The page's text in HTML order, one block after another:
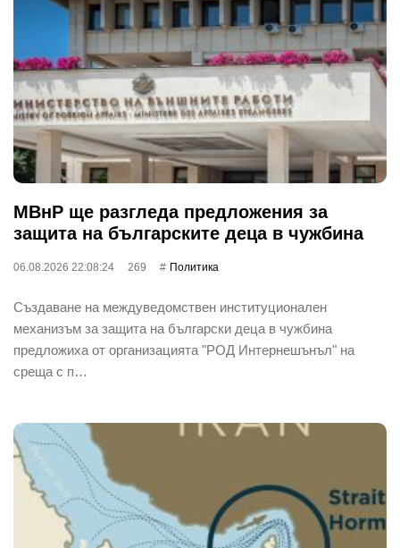
МВнР ще разгледа предложения за
защита на българските деца в чужбина
06.08.2026 22:08:24 269 Политика
Създаване на междуведомствен институционален
механизъм за защита на български деца в чужбина
предложиха от организацията "РОД Интернешънъл" на
среща с п…